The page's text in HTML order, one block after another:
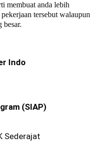
membuat anda lebih
tersebut walaupun
besar.
Indo
(SIAP)
Sederajat